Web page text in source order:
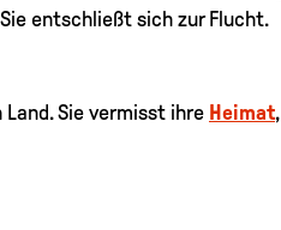
entschließt sich zur Flucht.
Sie vermisst ihre Heimat